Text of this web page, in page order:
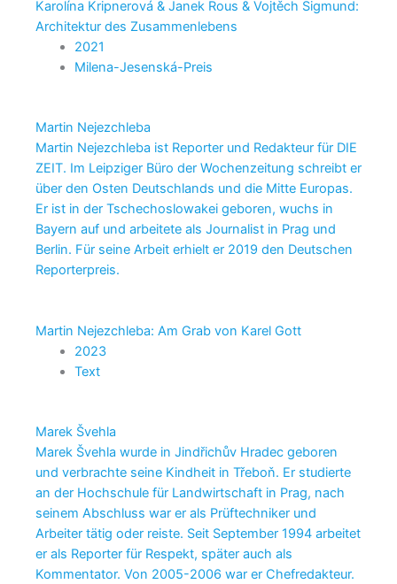
Karolína Kripnerová & Janek Rous & Vojtěch Sigmund:
Architektur des Zusammenlebens
2021
Milena-Jesenská-Preis
Martin Nejezchleba
Martin Nejezchleba ist Reporter und Redakteur für DIE
ZEIT. Im Leipziger Büro der Wochenzeitung schreibt er
über den Osten Deutschlands und die Mitte Europas.
Er ist in der Tschechoslowakei geboren, wuchs in
Bayern auf und arbeitete als Journalist in Prag und
Berlin. Für seine Arbeit erhielt er 2019 den Deutschen
Reporterpreis.
Martin Nejezchleba: Am Grab von Karel Gott
2023
Text
Marek Švehla
Marek Švehla wurde in Jindřichův Hradec geboren
und verbrachte seine Kindheit in Třeboň. Er studierte
an der Hochschule für Landwirtschaft in Prag, nach
seinem Abschluss war er als Prüftechniker und
Arbeiter tätig oder reiste. Seit September 1994 arbeitet
er als Reporter für Respekt, später auch als
Kommentator. Von 2005-2006 war er Chefredakteur.